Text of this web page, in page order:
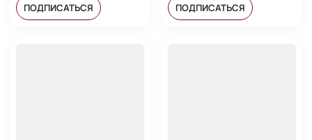
ПОДПИСАТЬСЯ ПОДПИСАТЬСЯ